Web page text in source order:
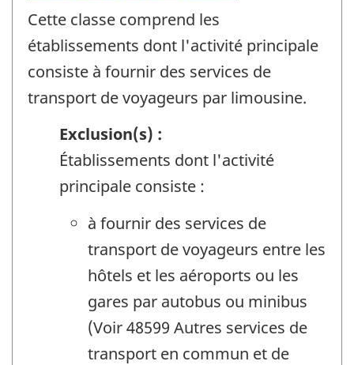
Cette classe comprend les
établissements dont l'activité principale
consiste à fournir des services de
transport de voyageurs par limousine.
Exclusion(s) :
Établissements dont l'activité
principale consiste :
à fournir des services de
transport de voyageurs entre les
hôtels et les aéroports ou les
gares par autobus ou minibus
(Voir 48599 Autres services de
transport en commun et de